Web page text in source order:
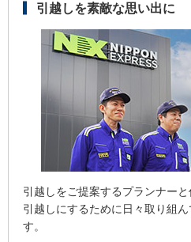
引越しを素敵な思い出に
引越しをご提案するプランナー
引越しにするために日々取り組
す。